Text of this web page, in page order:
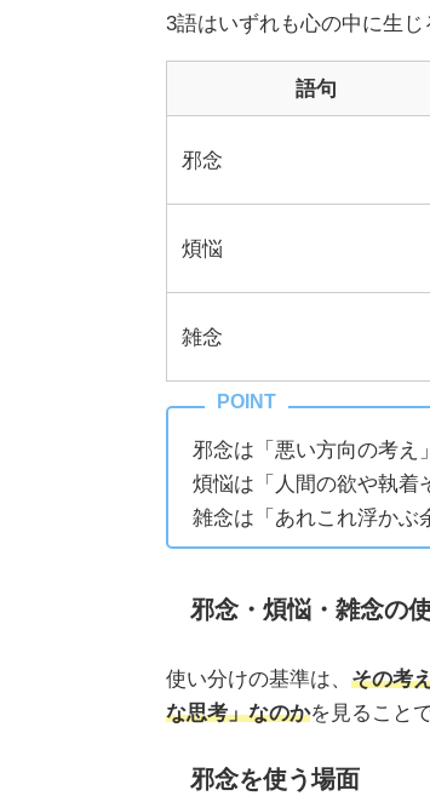
3語はいずれも心の中に生じ
語句
邪念
煩悩
雑念
邪念は「悪い方向の考え
煩悩は「人間の欲や執着
雑念は「あれこれ浮かぶ
邪念・煩悩・雑念の
使い分けの基準は、 その考
な思考」なのかを見ることで
邪念を使う場面